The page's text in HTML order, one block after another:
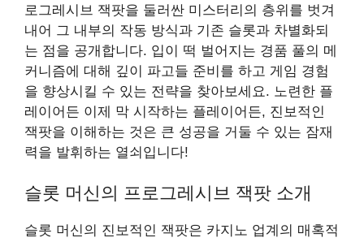
로그레시브 잭팟을 둘러싼 미스터리의 층위를 벗겨
내어 그 내부의 작동 방식과 기존 슬롯과 차별화되
는 점을 공개합니다. 입이 떡 벌어지는 경품 풀의 메
커니즘에 대해 깊이 파고들 준비를 하고 게임 경험
을 향상시킬 수 있는 전략을 찾아보세요. 노련한 플
레이어든 이제 막 시작하는 플레이어든, 진보적인
잭팟을 이해하는 것은 큰 성공을 거둘 수 있는 잠재
력을 발휘하는 열쇠입니다!
슬롯 머신의 프로그레시브 잭팟 소개
슬롯 머신의 진보적인 잭팟은 카지노 업계의 매혹적